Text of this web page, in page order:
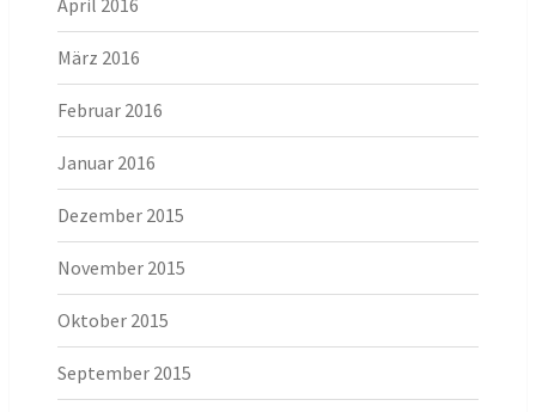
April 2016
März 2016
Februar 2016
Januar 2016
Dezember 2015
November 2015
Oktober 2015
September 2015